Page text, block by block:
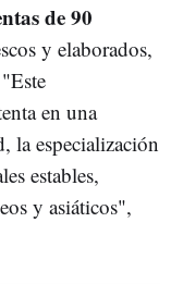
de 90
y elaborados,
"Este
en una
la especialización
estables,
y asiáticos",